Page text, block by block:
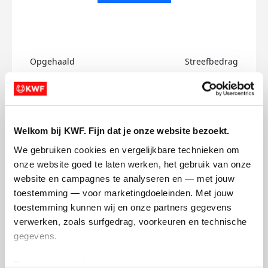
Welkom bij KWF. Fijn dat je onze website bezoekt.
We gebruiken cookies en vergelijkbare technieken om
onze website goed te laten werken, het gebruik van onze
website en campagnes te analyseren en — met jouw
toestemming — voor marketingdoeleinden. Met jouw
toestemming kunnen wij en onze partners gegevens
verwerken, zoals surfgedrag, voorkeuren en technische
gegevens.
Opgehaald Streefbedrag
Farzaneh's badges